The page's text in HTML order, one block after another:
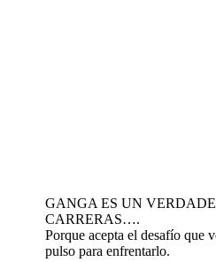
GANGA ES UN
CARRERAS….
Porque acepta el desafío que
pulso para enfrentarlo.